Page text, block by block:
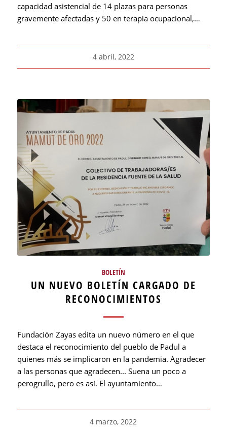
capacidad asistencial de 14 plazas para personas
gravemente afectadas y 50 en terapia ocupacional,…
4 abril, 2022
BOLETÍN
UN NUEVO BOLETÍN CARGADO DE
RECONOCIMIENTOS
Fundación Zayas edita un nuevo número en el que
destaca el reconocimiento del pueblo de Padul a
quienes más se implicaron en la pandemia. Agradecer
a las personas que agradecen... Suena un poco a
perogrullo, pero es así. El ayuntamiento…
4 marzo, 2022